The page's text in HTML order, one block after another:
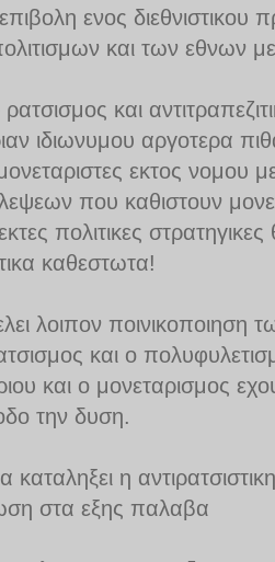
ενος
και των εθνων με
ρατσισμος και
ιδιωνυμου αργοτερα
εκτος νομου
που καθιστουν
πολιτικες
καθεστωτα!
λοιπον ποινικοπoιηση
και ο
και ο μονεταρισμος
την δυση.
καταληξει η
στα εξης παλαβα